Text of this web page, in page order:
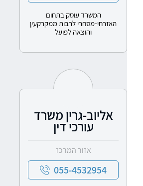
המשרד עוסק בתחום
האזרחי-מסחרי לרבות ממקרקעין
והוצאה לפועל
אליוב-גרין משרד
עורכי דין
אזור המרכז
055-4532954